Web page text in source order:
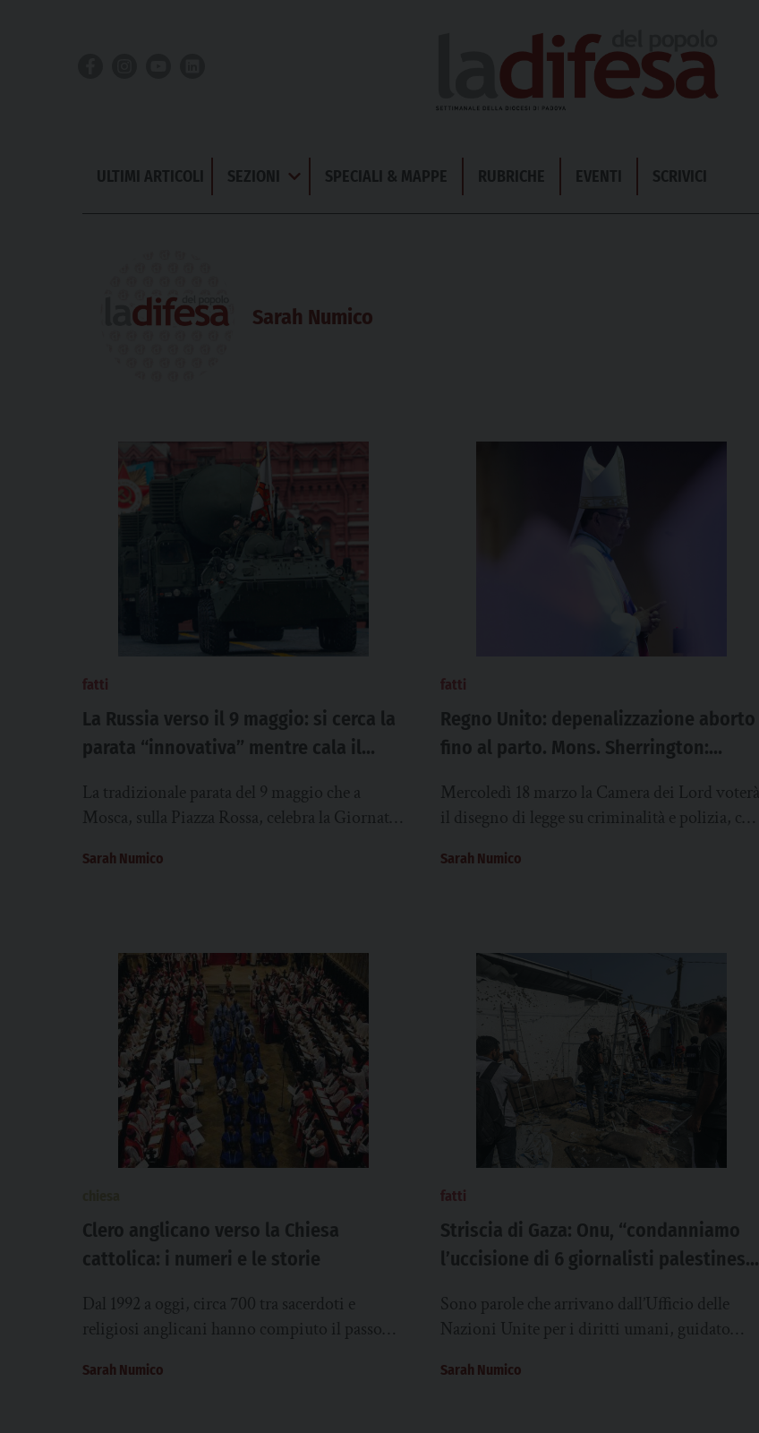
ULTIMI ARTICOLI SEZIONI
Apri
Menu
SPECIALI & MAPPE RUBRICHE EVENTI SCRIVICI
Sarah Numico
fatti
La Russia verso il 9 maggio: si cerca la
parata “innovativa” mentre cala il
La tradizionale parata del 9 maggio che a
Mosca, sulla Piazza Rossa, celebra la Giornata
la capitolazione della Germania
Sarah Numico
fatti
Regno Unito: depenalizzazione aborto
fino al parto. Mons. Sherrington:
bambino”
Mercoledì 18 marzo la Camera dei Lord voterà
il disegno di legge su criminalità e polizia, che
dell’aborto...
Sarah Numico
Clero anglicano verso la Chiesa
cattolica: i numeri e le storie
Dal 1992 a oggi, circa 700 tra sacerdoti e
religiosi anglicani hanno compiuto il passo
Sarah Numico
fatti
Striscia di Gaza: Onu, “condanniamo
l’uccisione di 6 giornalisti palestinesi
Sono parole che arrivano dall’Ufficio delle
Nazioni Unite per i diritti umani, guidato
che un raid...
Sarah Numico